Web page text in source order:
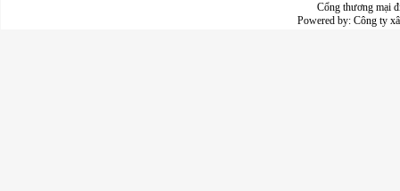
Cổng thương mại
Powered by: Công ty